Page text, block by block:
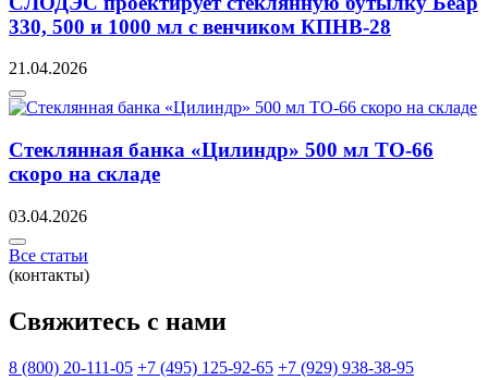
330, 500 и 1000 мл с венчиком КПНВ-28
21.04.2026
Стеклянная банка «Цилиндр» 500 мл ТО-66
скоро на складе
03.04.2026
Все статьи
(контакты)
Свяжитесь с нами
8 (800) 20-111-05 +7 (495) 125-92-65 +7 (929) 938-38-95